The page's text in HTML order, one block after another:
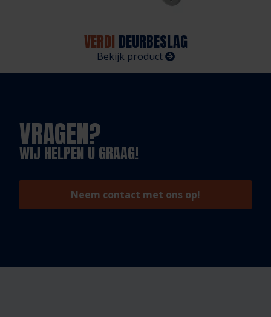
VERDI DEURBESLAG
Bekijk product
VRAGEN?
WIJ HELPEN U GRAAG!
Neem contact met ons op!